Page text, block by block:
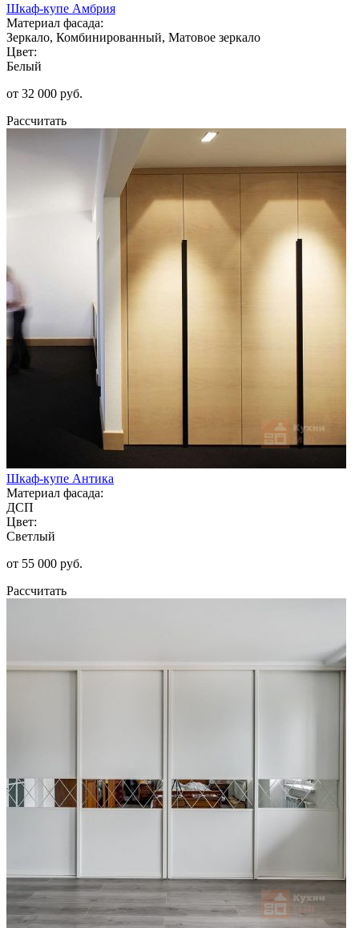
Шкаф-купе Амбрия
Материал фасада:
Зеркало, Комбинированный, Матовое зеркало
Цвет:
Белый
от 32 000 руб.
Рассчитать
Шкаф-купе Антика
Материал фасада:
ДСП
Цвет:
Светлый
от 55 000 руб.
Рассчитать